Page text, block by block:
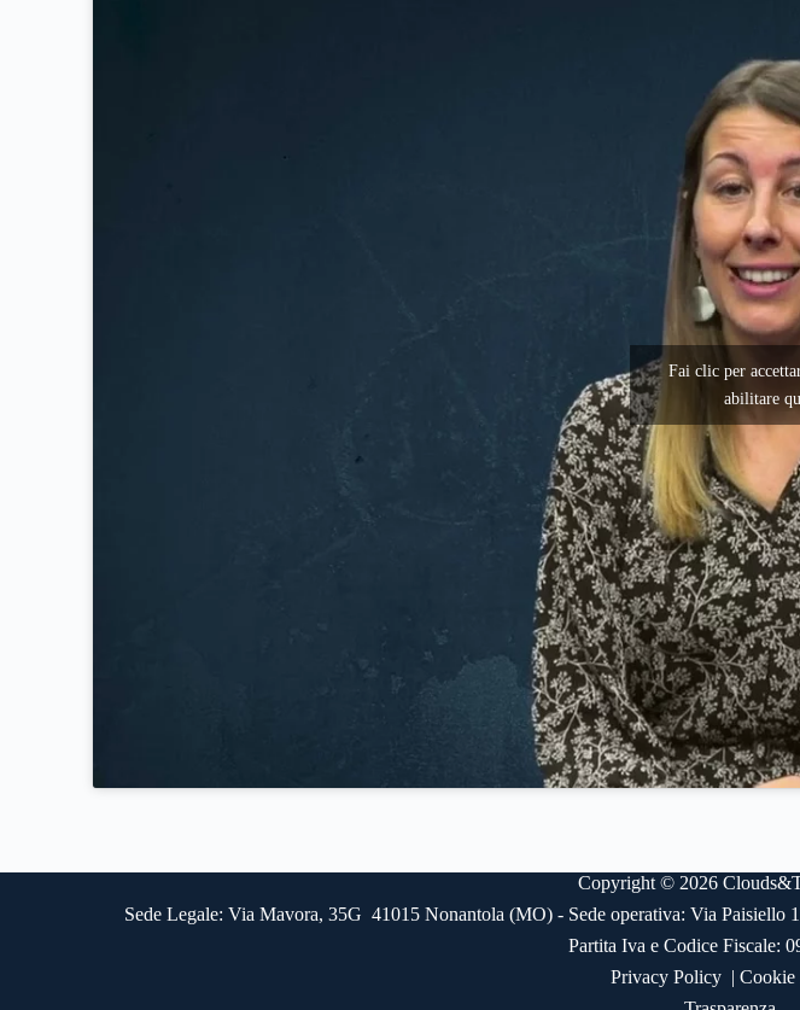
Fai clic per
abilitare
Copyright © 2026
Sede Legale: Via Mavora, 35G 41015 Nonantola (MO) - Sede operativa: Via Paisiello
Partita Iva e Codice Fiscale:
Privacy Policy |Cookie